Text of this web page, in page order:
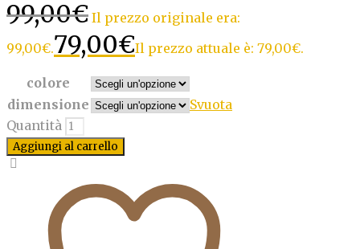
99,00€ Il prezzo originale era:
99,00€.79,00€Il prezzo attuale è: 79,00€.
colore
dimensione
Svuota
Quantità
Aggiungi al carrello